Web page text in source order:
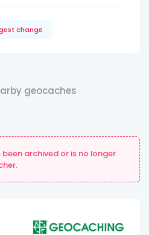
change
geocaches
archived or is no longer